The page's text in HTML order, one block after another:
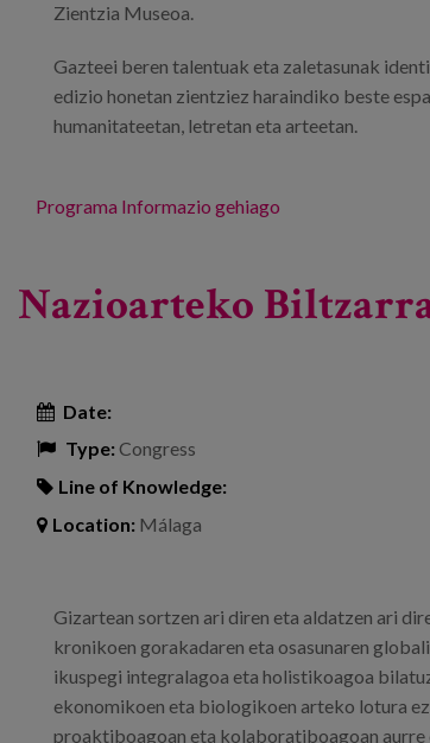
Zientzia Museoa.
Gazteei beren talentuak eta zaletasunak
edizio honetan zientziez haraindiko beste
humanitateetan, letretan eta arteetan.
Programa Informazio gehiago
Nazioarteko
Date:
Type:Congress
Line of Knowledge:
Location: Málaga
Gizartean sortzen ari diren eta aldatzen ari
kronikoen gorakadaren eta osasunaren
ikuspegi integralagoa eta holistikoagoa
ekonomikoen eta biologikoen arteko lotura
proaktiboagoan eta kolaboratiboagoan aurre